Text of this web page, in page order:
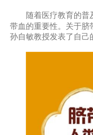
随着医疗教育的普
带血 的重要性。关于脐
孙自敏教授发表了自己